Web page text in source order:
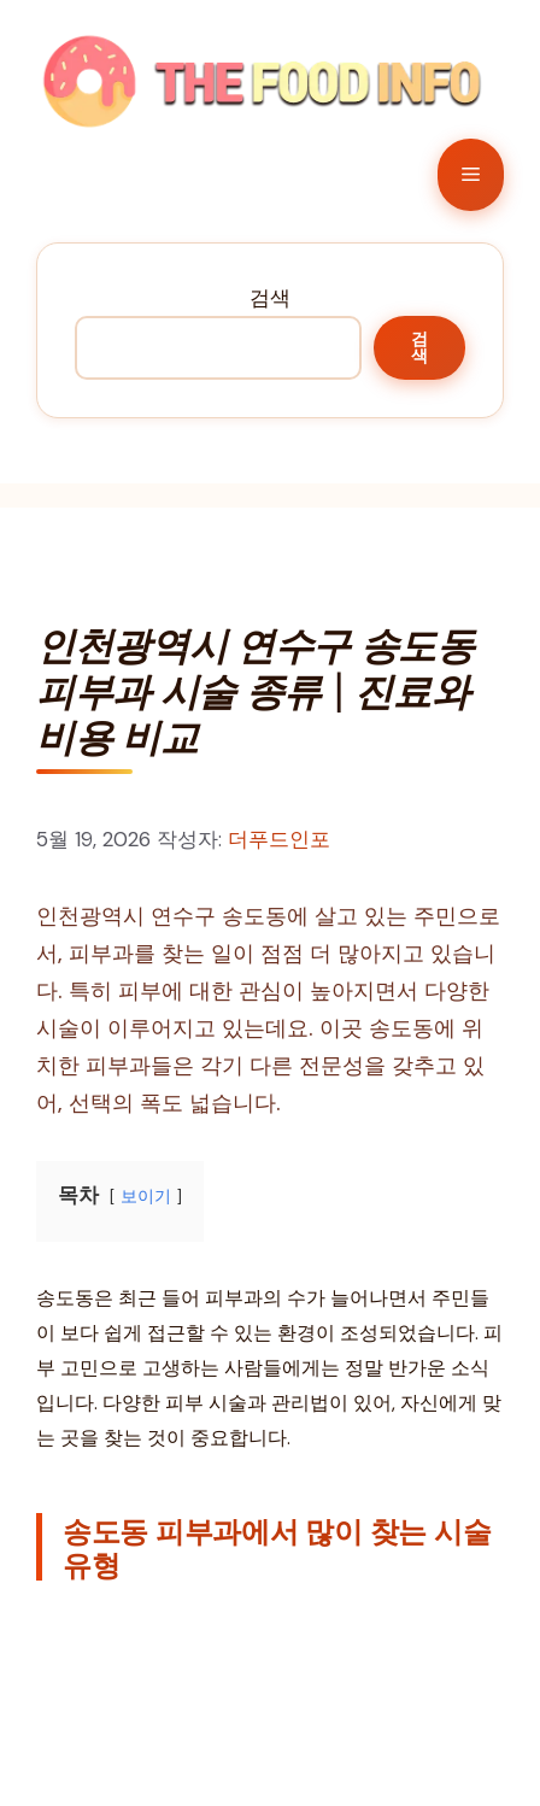
메
뉴
검색
검
색
인천광역시 연수구 송도동
피부과 시술 종류 | 진료와
비용 비교
5월 19, 2026 작성자: 더푸드인포
인천광역시 연수구 송도동에 살고 있는 주민으로
서, 피부과를 찾는 일이 점점 더 많아지고 있습니
다. 특히 피부에 대한 관심이 높아지면서 다양한
시술이 이루어지고 있는데요. 이곳 송도동에 위
치한 피부과들은 각기 다른 전문성을 갖추고 있
어, 선택의 폭도 넓습니다.
목차 보이기
송도동은 최근 들어 피부과의 수가 늘어나면서 주민들
이 보다 쉽게 접근할 수 있는 환경이 조성되었습니다. 피
부 고민으로 고생하는 사람들에게는 정말 반가운 소식
입니다. 다양한 피부 시술과 관리법이 있어, 자신에게 맞
는 곳을 찾는 것이 중요합니다.
송도동 피부과에서 많이 찾는 시술
유형